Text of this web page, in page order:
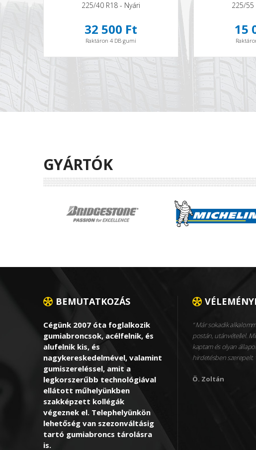
225/40 R18 - Nyári
32 500 Ft
Raktáron 4 DB gumi
225/55
15
GYÁRTÓK
BEMUTATKOZÁS
Cégünk 2007 óta foglalkozik
gumiabroncsok, acélfelnik, és
alufelnik kis, és
nagykereskedelmével, valamint
gumiszereléssel, amit a
legkorszerűbb technológiával
ellátott műhelyünkben
szakképzett kollégák
végeznek el. Telephelyünkön
lehetőség van szezonváltásig
tartó gumiabroncs tárolásra
is.
Már sokadik
postán, utánvétellel.
kaptam és olyan
hirdetésben szerepelt.
Ö. Zoltán